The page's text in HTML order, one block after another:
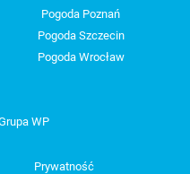
Pogoda Poznań
Pogoda Szczecin
Pogoda Wrocław
WP
Prywatność